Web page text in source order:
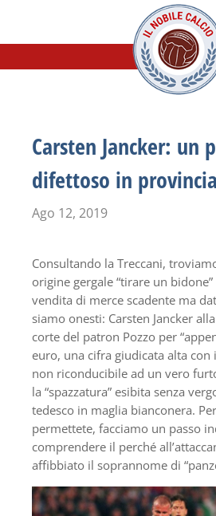
Carsten Jancker: un
difettoso in provincia
Ago 12, 2019
Consultando la Treccani,
origine gergale “tirare un
vendita di merce scadente ma
siamo onesti: Carsten Jancker
corte del patron Pozzo per
euro, una cifra giudicata alta
non riconducibile ad un vero
la “spazzatura” esibita senza
tedesco in maglia bianconera.
permettete, facciamo un passo
comprendere il perché
affibbiato il soprannome di